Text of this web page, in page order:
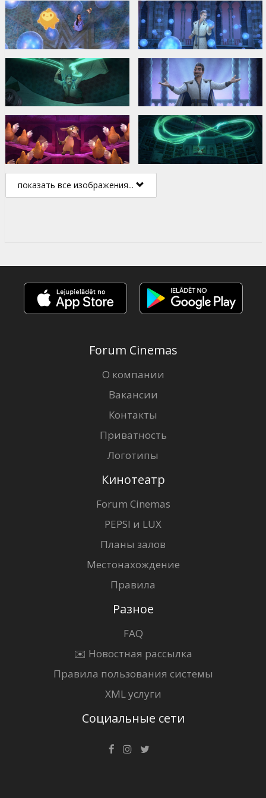
показать все изображения...
Forum Cinemas
О компании
Вакансии
Контакты
Приватность
Логотипы
Кинотеатр
Forum Cinemas
PEPSI и LUX
Планы залов
Местонахождение
Правила
Разное
FAQ
✉️ Новостная рассылка
Правила пользования системы
XML услуги
Социальные сети